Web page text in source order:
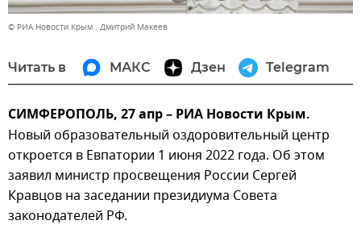
© РИА Новости Крым . Дмитрий Макеев
Читать в МАКС Дзен Telegram
СИМФЕРОПОЛЬ, 27 апр – РИА Новости Крым.
Новый образовательный оздоровительный центр
откроется в Евпатории 1 июня 2022 года. Об этом
заявил министр просвещения России Сергей
Кравцов на заседании президиума Совета
законодателей РФ.